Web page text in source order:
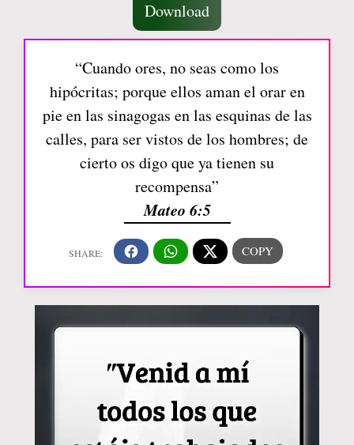
Download
“Cuando ores, no seas como los
hipócritas; porque ellos aman el orar en
pie en las sinagogas en las esquinas de las
calles, para ser vistos de los hombres; de
cierto os digo que ya tienen su
recompensa”
Mateo 6:5